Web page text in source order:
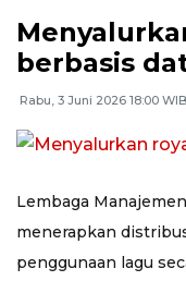
berbasis
Rabu, 3 Juni 2026 18:00 WIB
Lembaga
menerapkan
penggunaan lagu